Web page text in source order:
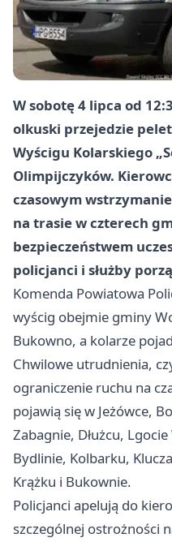
W sobotę 4 lipca od
olkuski przejedzie
Wyścigu Kolarskiego
Olimpijczyków.
czasowym
na trasie w czterech
bezpieczeństwem
policjanci i służby
Komenda Powiatowa
wyścig obejmie gminy
Bukowno, a kolarze
Chwilowe utrudnienia,
ograniczenie ruchu na
pojawią się w Jeżówce,
Zabagnie, Dłużcu,
Bydlinie, Kolbarku,
Krążku i Bukownie.
Policjanci apelują do
szczególnej ostrożności